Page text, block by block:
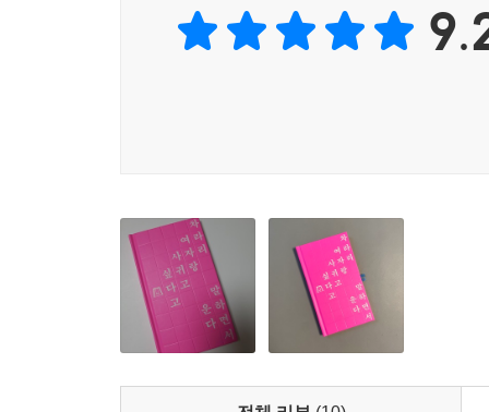
위픽은 위즈덤하우스의 단편소설 시리즈입니다.
넓혀줄 새로운 한 조각이 되기를, 작은 조각 하
꿈꿉니다.